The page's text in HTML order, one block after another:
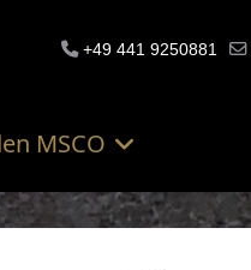
+49 441 9250881
MSCO